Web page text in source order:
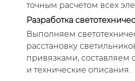
точным расчетом всех
Разработка
Выполняем
расстановку
привязками, составляем
и технические описания.